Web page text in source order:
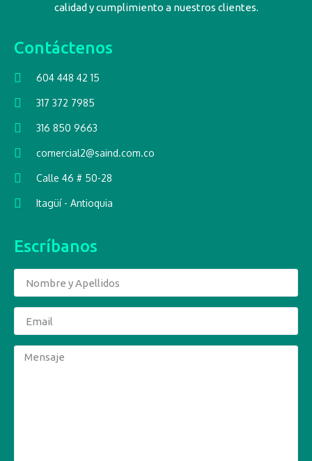
calidad y cumplimiento a nuestros clientes.
Contáctenos
604 448 42 15
317 372 7985
316 850 9663
comercial2@saind.com.co
Calle 46 # 50-28
Itagüí - Antioquia
Escríbanos